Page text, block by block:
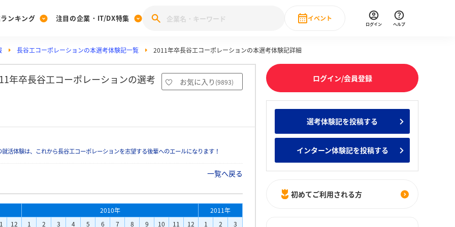
[27卒] 本選考体験記投稿キャンペーン
ンキング
みんなのDX企業就職ブランド調査
みんなの新卒就職人気企業ランキング みんなのインターン人気企業ランキ
注目の企業・IT/DX特集
28卒 IT・DX現場社員インタビュー
業研究
イベント
直近のイベント一覧
ログイン ヘルプ
長谷工コーポレーションの本選考体験記一覧 2011年卒長谷工コーポレーションの本選考体験記詳細
年卒長谷工コーポレーションの選考 お気に入り (9893)
活体験は、これから長谷工コーポレーションを志望する後輩へのエールになります！
一覧へ戻る
2010年
2011年
12 1 2 3 4 5 6 7 8 9 10 11 12 1 2 3
ログイン/会員登録
選考体験記を投稿する
インターン体験記を投稿する
初めてご利用される方